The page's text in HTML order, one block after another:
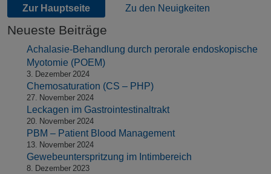
Zur Hauptseite
Zu den Neuigkeiten
Neueste Beiträge
Achalasie-Behandlung durch perorale endoskopische
Myotomie (POEM)
3. Dezember 2024
Chemosaturation (CS – PHP)
27. November 2024
Leckagen im Gastrointestinaltrakt
20. November 2024
PBM – Patient Blood Management
13. November 2024
Gewebeunterspritzung im Intimbereich
8. Dezember 2023